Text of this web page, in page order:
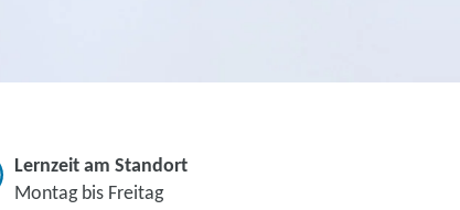
Lernzeit am Standort
Montag bis Freitag